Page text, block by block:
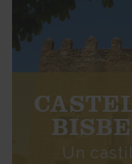
Un